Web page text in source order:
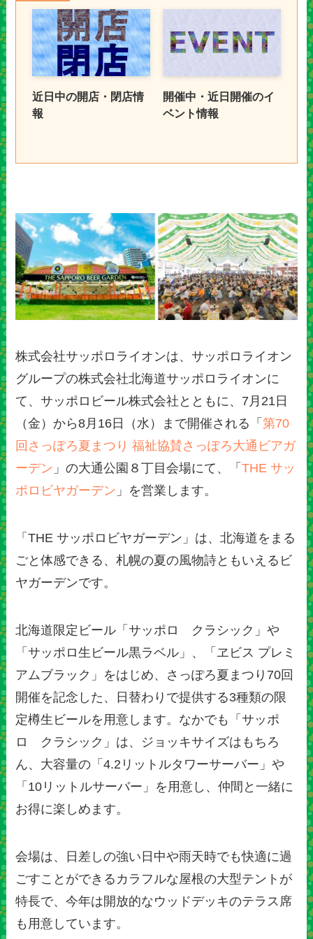
近日中の開店・閉店情
報
開催中・近日開催のイ
ベント情報
株式会社サッポロライオンは、サッポロライオン
グループの株式会社北海道サッポロライオンに
て、サッポロビール株式会社とともに、7月21日
（金）から8月16日（水）まで開催される「第70
回さっぽろ夏まつり 福祉協賛さっぽろ大通ビアガ
ーデン 」の大通公園８丁目会場にて、「THE サッ
ポロビヤガーデン 」を営業します。
「THE サッポロビヤガーデン」は、北海道をまる
ごと体感できる、札幌の夏の風物詩ともいえるビ
ヤガーデンです。
北海道限定ビール「サッポロ クラシック」や
「サッポロ生ビール黒ラベル」、「ヱビス プレミ
アムブラック」をはじめ、さっぽろ夏まつり70回
開催を記念した、日替わりで提供する3種類の限
定樽生ビールを用意します。なかでも「サッポ
ロ クラシック」は、ジョッキサイズはもちろ
ん、大容量の「4.2リットルタワーサーバー」や
「10リットルサーバー」を用意し、仲間と一緒に
お得に楽しめます。
会場は、日差しの強い日中や雨天時でも快適に過
ごすことができるカラフルな屋根の大型テントが
特長で、今年は開放的なウッドデッキのテラス席
も用意しています。